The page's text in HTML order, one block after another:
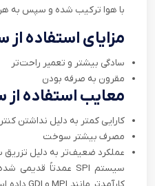
با هوا ترکیب شده و سپس به
مزایای استفاده
سادگی بیشتر و تعمیر راحت‌تر
مقرون به صرفه بودن
معایب استفاده
کارایی کمتر به دلیل نداشتن
مصرف بیشتر سوخت
عملکرد ضعیف‌تر به دلیل
سیستم SPI عمدتاً قدیمی